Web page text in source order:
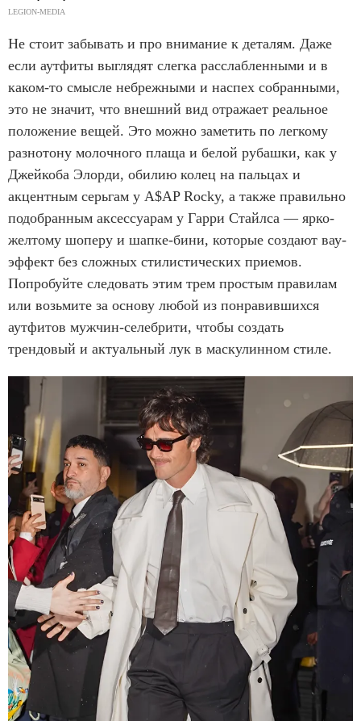
LEGION-MEDIA
Не стоит забывать и про внимание к деталям. Даже
если аутфиты выглядят слегка расслабленными и в
каком-то смысле небрежными и наспех собранными,
это не значит, что внешний вид отражает реальное
положение вещей. Это можно заметить по легкому
разнотону молочного плаща и белой рубашки, как у
Джейкоба Элорди, обилию колец на пальцах и
акцентным серьгам у A$AP Rocky, а также правильно
подобранным аксессуарам у Гарри Стайлса — ярко-
желтому шоперу и шапке-бини, которые создают вау-
эффект без сложных стилистических приемов.
Попробуйте следовать этим трем простым правилам
или возьмите за основу любой из понравившихся
аутфитов мужчин-селебрити, чтобы создать
трендовый и актуальный лук в маскулинном стиле.